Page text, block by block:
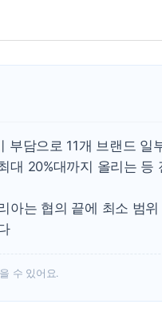
부담으로 11개 브랜드
대 20%대까지 올리는 등
아는 협의 끝에 최소 범
수 있어요.